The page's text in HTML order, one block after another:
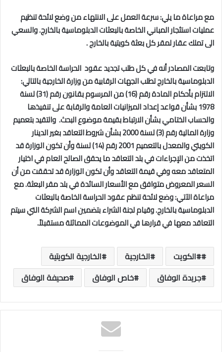
مع مراعاة ما يلي: سرعة العمل على الانتهاء من وضع لائحة تنظيم
عمليات استئجار المباني الخاصة بالبعثات الدبلوماسية بالخارج.والسعي
الى تملك عقار لمقر كل بعثةكويتية بالخارج .
وتابعت المصادر أنه في كل طلب تجديد عقود الحراسة الخاصة بالبعثات
الدبلوماسية بالخارجتطلب الجهات الرقابية من وزارة الخارجية بالتالي:
الالتزام بأحكام المادة رقم (16) من المرسوم بقانون رقم (31) لسنة
1978 بشأن قواعد إعداد الميزانيات العامة والرقابة على تنفيذها
والحساب الختامي بشأن الارتباط بقيمة موضوع البحث. والتقيد بتعميم
وزارة المالية رقم (3) لسنة 2000 بشأن شروط التعاقد بغير الدينار
الكويتي والمعدل بالتعميم 2001 رقم (14) لسنة وأن تكون الوزارة قد
اتخذت من الإجراءات في بلد التعاقد ما يحقق الصالح العام في اختيار
المتعاقد معه وفي قيمة التعاقد وأن تكون الوزارة قد تحققت من أن
السعر المعروض متوافق مع الأسعار السائدة في بلد مقر البعثة. مع
مراعاة الآتي: وضع لائحة تنظم عقود الحراسة الخاصة بالبعثات
الدبلوماسية بالخارج. وقيام لجنة الشراء بتضمين اسم الشركة التي سيتم
التعاقد معها في قرارها في الموضوعات المماثلة مستقبلاً.
#الكويت الخارجية
الخارجية الكويتية
جريدة الوفاق
خاص الوفاق صحيفة الوفاق